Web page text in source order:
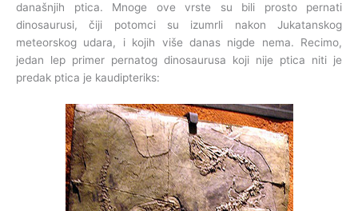
današnjih ptica. Mnoge ove vrste su bili prosto pernati
dinosaurusi, čiji potomci su izumrli nakon Jukatanskog
meteorskog udara, i kojih više danas nigde nema. Recimo,
jedan lep primer pernatog dinosaurusa koji nije ptica niti je
predak ptica je kaudipteriks: